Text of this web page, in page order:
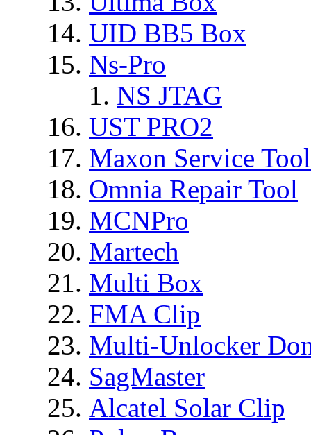
UID BB5 Box
Ns-Pro
NS JTAG
UST PRO2
Maxon Service
Omnia Repair Tool
MCNPro
Martech
Multi Box
FMA Clip
Multi-Unlocker
SagMaster
Alcatel Solar Clip